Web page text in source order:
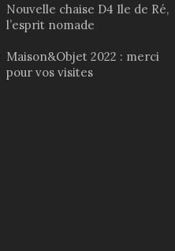
Nouvelle chaise D4 Ile de Ré,
l’esprit nomade
Maison&Objet 2022 : merci
pour vos visites